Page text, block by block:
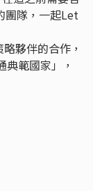
團隊，一起Let
夥伴的合作，
範國家」，